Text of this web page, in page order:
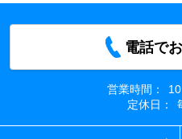
電話で
営業時間：
定休日：